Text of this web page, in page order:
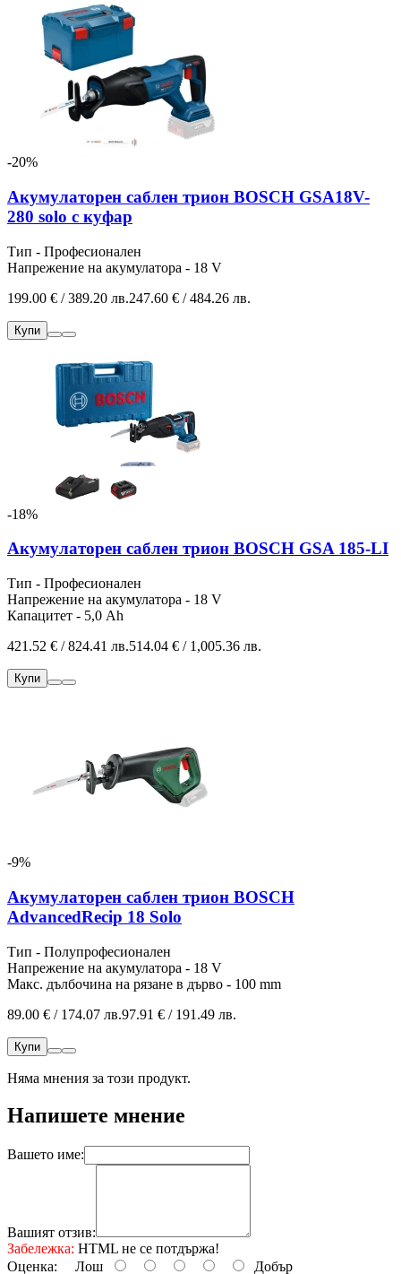
-20%
Акумулаторен саблен трион BOSCH GSA18V-
280 solo с куфар
Тип - Професионален
Напрежение на акумулатора - 18 V
199.00 € / 389.20 лв.247.60 € / 484.26 лв.
Купи
-18%
Акумулаторен саблен трион BOSCH GSA 185-LI
Тип - Професионален
Напрежение на акумулатора - 18 V
Капацитет - 5,0 Ah
421.52 € / 824.41 лв.514.04 € / 1,005.36 лв.
Купи
-9%
Акумулаторен саблен трион BOSCH
AdvancedRecip 18 Solo
Тип - Полупрофесионален
Напрежение на акумулатора - 18 V
Макс. дълбочина на рязане в дърво - 100 mm
89.00 € / 174.07 лв.97.91 € / 191.49 лв.
Купи
Няма мнения за този продукт.
Напишете мнение
Вашето име:
Вашият отзив:
Забележка: HTML не се потдържа!
Оценка: Лош Добър